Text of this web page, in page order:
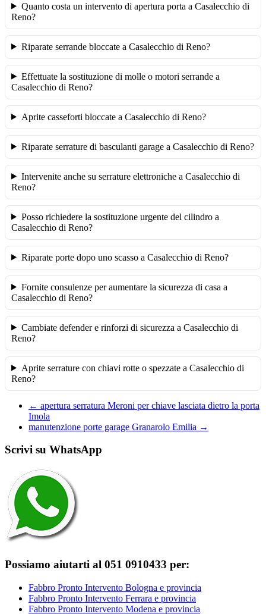
Quanto costa un intervento di apertura porta a Casalecchio di
Reno?
Riparate serrande bloccate a Casalecchio di Reno?
Effettuate la sostituzione di molle o motori serrande a
Casalecchio di Reno?
Aprite casseforti bloccate a Casalecchio di Reno?
Riparate serrature di basculanti garage a Casalecchio di Reno?
Intervenite anche su serrature elettroniche a Casalecchio di
Reno?
Posso richiedere la sostituzione urgente del cilindro a
Casalecchio di Reno?
Riparate porte dopo uno scasso a Casalecchio di Reno?
Fornite consulenze per aumentare la sicurezza di casa a
Casalecchio di Reno?
Cambiate defender e rinforzi di sicurezza a Casalecchio di
Reno?
Aprite serrature con chiavi rotte o spezzate a Casalecchio di
Reno?
← apertura serratura Meroni per chiave lasciata dietro la porta
Imola
manutenzione porte garage Granarolo Emilia →
Scrivi su WhatsApp
Possiamo aiutarti al 051 0910433 per:
Fabbro Pronto Intervento Bologna e provincia
Fabbro Pronto Intervento Ferrara e provincia
Fabbro Pronto Intervento Modena e provincia